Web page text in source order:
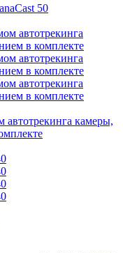
50
камеры,